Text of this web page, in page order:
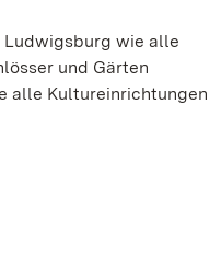
wie alle
und Gärten
alle Kultureinrichtungen